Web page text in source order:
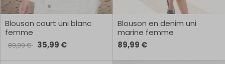
Blouson court uni blanc
femme
89,99 € 35,99 €
Blouson en denim uni
marine femme
89,99 €